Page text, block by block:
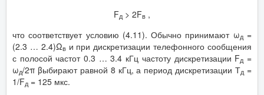
Fд > 2Fв ,
что соответствует условию (4.11). Обычно принимают ωд=
(2.3 … 2.4)Ωв и при дискретизации телефонного сообщения
с полосой частот 0.3 … 3.4 кГц частоту дискретизации Fд =
ωд/2π βыбирают равной 8 кГц, а период дискретизации Тд =
1/Fд = 125 мкс.